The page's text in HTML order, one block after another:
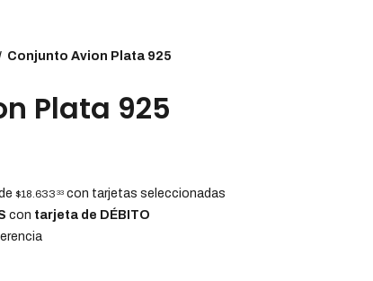
Conjunto Avion Plata 925
Plata 925
$18.633 33con tarjetas seleccionadas
con tarjeta de DÉBITO